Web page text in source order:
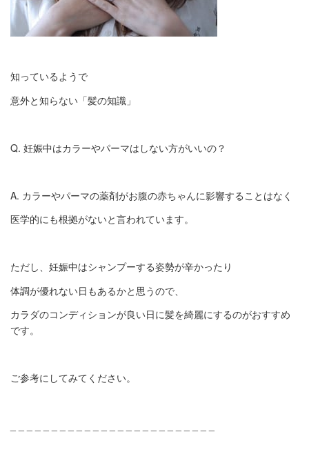
知っているようで
意外と知らない「髪の知識」
Q. 妊娠中はカラーやパーマはしない方がいいの？
A. カラーやパーマの薬剤がお腹の赤ちゃんに影響することはなく
医学的にも根拠がないと言われています。
ただし、妊娠中はシャンプーする姿勢が辛かったり
体調が優れない日もあるかと思うので、
カラダのコンディションが良い日に髪を綺麗にするのがおすすめ
です。
ご参考にしてみてください。